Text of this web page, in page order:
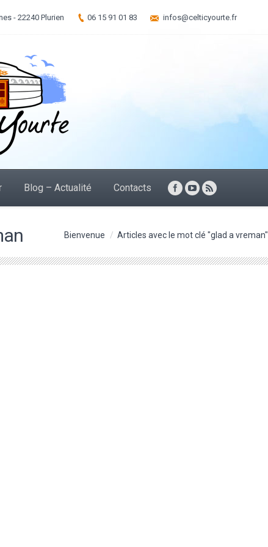
- 22240 Plurien 06 15 91 01 83 infos@celticyourte.fr
Blog – Actualité Contacts
Vous êtes ici :
Bienvenue Articles avec le mot clé "glad a vreman"